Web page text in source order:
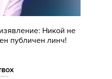
Никой не
публичен линч!